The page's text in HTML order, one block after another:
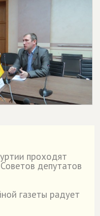
проходят
депутатов
газеты радует